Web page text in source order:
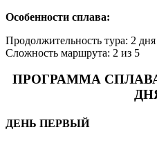
Особенности сплава:
Продолжительность тура: 2
Сложность маршрута: 2 из 5
ПРОГРАММА
ДЕНЬ ПЕРВЫЙ